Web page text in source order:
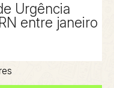
Urgência
entre janeiro